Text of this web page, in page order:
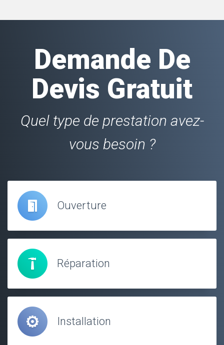
Demande De
Devis Gratuit
Quel type de prestation avez-
vous besoin ?
Ouverture
Réparation
Installation